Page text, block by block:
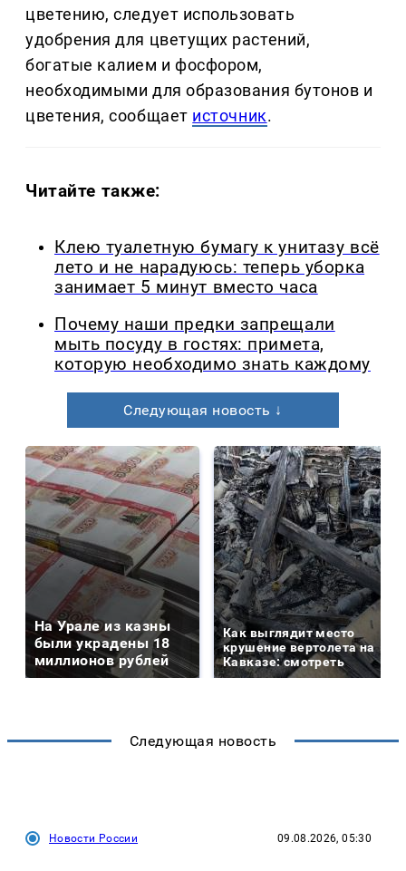
цветению, следует использовать
удобрения для цветущих растений,
богатые калием и фосфором,
необходимыми для образования бутонов и
цветения, сообщает источник.
Читайте также:
Клею туалетную бумагу к унитазу всё
лето и не нарадуюсь: теперь уборка
занимает 5 минут вместо часа
Почему наши предки запрещали
мыть посуду в гостях: примета,
которую необходимо знать каждому
Следующая новость ↓
На Урале из казны
были украдены 18
миллионов рублей
Как выглядит место
крушение вертолета на
Кавказе: смотреть
Следующая новость
Новости России 09.08.2026, 05:30